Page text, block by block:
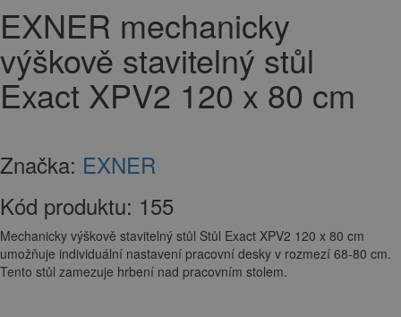
EXNER mechanicky
výškově stavitelný stůl
Exact XPV2 120 x 80 cm
Značka: EXNER
Kód produktu: 155
Mechanicky výškově stavitelný stůl Stůl Exact XPV2 120 x 80 cm
umožňuje individuální nastavení pracovní desky v rozmezí 68-80 cm.
Tento stůl zamezuje hrbení nad pracovním stolem.